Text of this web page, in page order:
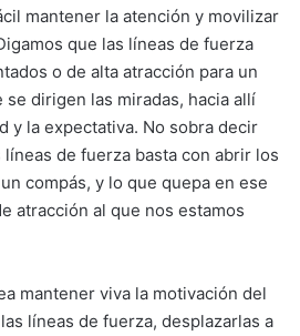
mantener la atención y movilizar
que las líneas de fuerza
o de alta atracción para un
se dirigen las miradas, hacia allí
y la expectativa. No sobra decir
de fuerza basta con abrir los
compás, y lo que quepa en ese
atracción al que nos estamos
mantener viva la motivación del
líneas de fuerza, desplazarlas a